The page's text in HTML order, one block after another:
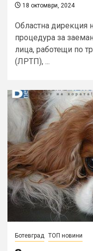
18 октомври, 2024
Областна
процедура за
лица, работещи по
(ЛРТП), ...
Ботевград ТОП новини